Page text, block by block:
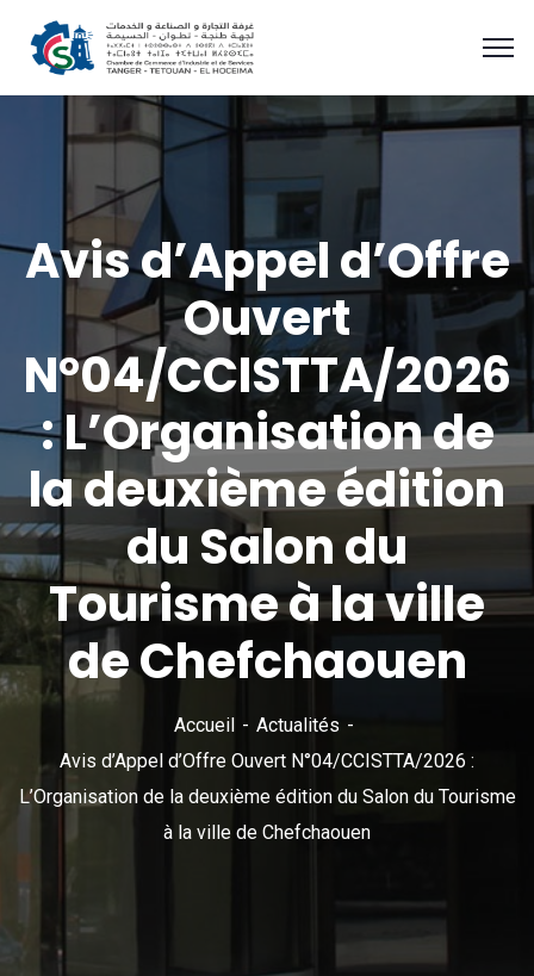
Avis d’Appel d’Offre
Ouvert
N°04/CCISTTA/2026
: L’Organisation de
la deuxième édition
du Salon du
Tourisme à la ville
de Chefchaouen
Accueil
Actualités
Avis d’Appel d’Offre Ouvert N°04/CCISTTA/2026 :
L’Organisation de la deuxième édition du Salon du Tourisme
à la ville de Chefchaouen